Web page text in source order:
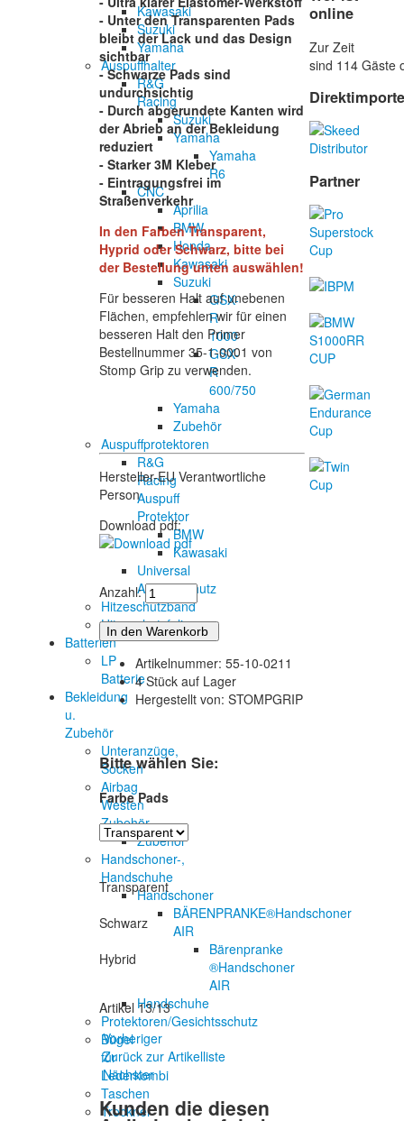
Kawasaki
Suzuki
Yamaha
Auspuffhalter
R&G
Racing
Suzuki
Yamaha
Yamaha
R6
CNC
Aprilia
BMW
Honda
Kawasaki
Suzuki
GSX-
R
1000
GSX-
R
600/750
Yamaha
Zubehör
Auspuffprotektoren
R&G
Racing
Auspuff
Protektor
BMW
Kawasaki
Universal
Auspuffschutz
Hitzeschutzband
Hitzeschutzfolie
Batterien
LP
Batterie
Bekleidung
u.
Zubehör
Unteranzüge,
Socken
Airbag
Westen
Zubehör
Zubehör
Handschoner-,
Handschuhe
Handschoner
BÄRENPRANKE®Handschoner
AIR
Bärenpranke
®Handschoner
AIR
Handschuhe
Protektoren/Gesichtsschutz
Bügel
für
Lederkombi
Taschen
Trockner
- Unter den Transparenten Pads
bleibt der Lack und das Design
sichtbar
- Schwarze Pads sind
undurchsichtig
- Durch abgerundete Kanten wird
der Abrieb an der Bekleidung
reduziert
- Starker 3M Kleber
- Eintragungsfrei im
Straßenverkehr
In den FarbenTransparent,
Hyprid oder Schwarz, bitte bei
der Bestellung unten auswählen!
Für besseren Halt auf unebenen
Flächen, empfehlen wir für einen
besseren Halt den Primer
Bestellnummer 35-1-0001 von
Stomp Grip zu verwenden.
Hersteller-EU Verantwortliche
Person
Download pdf:
Anzahl:
Artikelnummer: 55-10-0211
4 Stück auf Lager
Hergestellt von: STOMPGRIP
Bitte wählen Sie:
Farbe Pads
Transparent
Schwarz
Hybrid
Artikel 13/13
Vorheriger
Zurück zur Artikelliste
Nächster
Kunden die diesen
online
Zur Zeit
sind 114 Gäste
Partner